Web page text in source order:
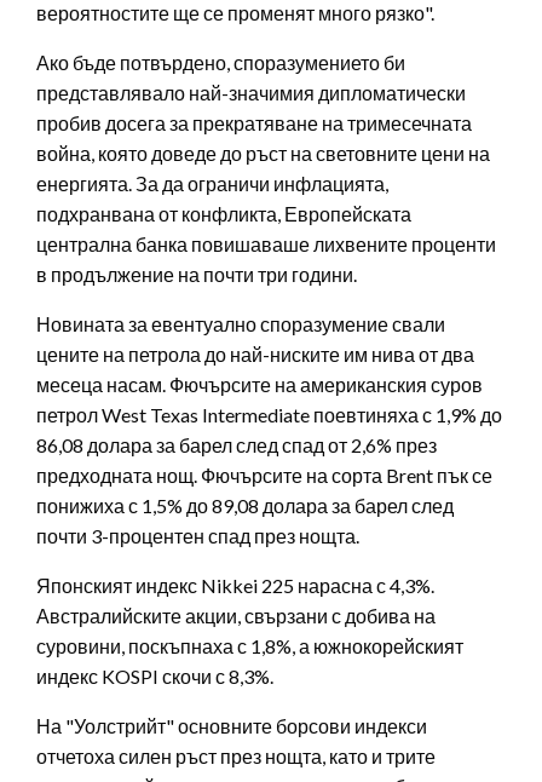
вероятностите ще се променят много рязко".
Ако бъде потвърдено, споразумението би
представлявало най-значимия дипломатически
пробив досега за прекратяване на тримесечната
война, която доведе до ръст на световните цени на
енергията. За да ограничи инфлацията,
подхранвана от конфликта, Европейската
централна банка повишаваше лихвените проценти
в продължение на почти три години.
Новината за евентуално споразумение свали
цените на петрола до най-ниските им нива от два
месеца насам. Фючърсите на американския суров
петрол West Texas Intermediate поевтиняха с 1,9% до
86,08 долара за барел след спад от 2,6% през
предходната нощ. Фючърсите на сорта Brent пък се
понижиха с 1,5% до 89,08 долара за барел след
почти 3-процентен спад през нощта.
Японският индекс Nikkei 225 нарасна с 4,3%.
Австралийските акции, свързани с добива на
суровини, поскъпнаха с 1,8%, а южнокорейският
индекс KOSPI скочи с 8,3%.
На "Уолстрийт" основните борсови индекси
отчетоха силен ръст през нощта, като и трите